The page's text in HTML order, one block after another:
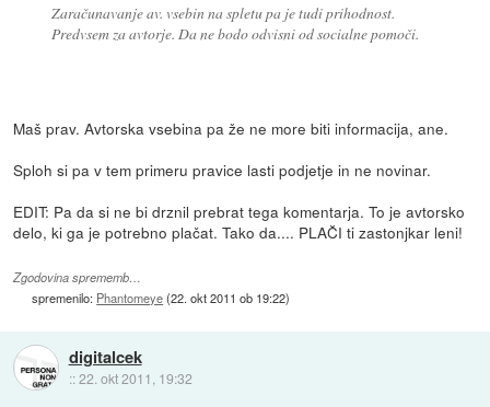
Zaračunavanje av. vsebin na spletu pa je tudi prihodnost.
Predvsem za avtorje. Da ne bodo odvisni od socialne pomoči.
Maš prav. Avtorska vsebina pa že ne more biti informacija, ane.
Sploh si pa v tem primeru pravice lasti podjetje in ne novinar.
EDIT: Pa da si ne bi drznil prebrat tega komentarja. To je avtorsko
delo, ki ga je potrebno plačat. Tako da.... PLAČI ti zastonjkar leni!
Zgodovina sprememb…
spremenilo: Phantomeye(22. okt 2011 ob 19:22)
digitalcek
::22. okt 2011, 19:32